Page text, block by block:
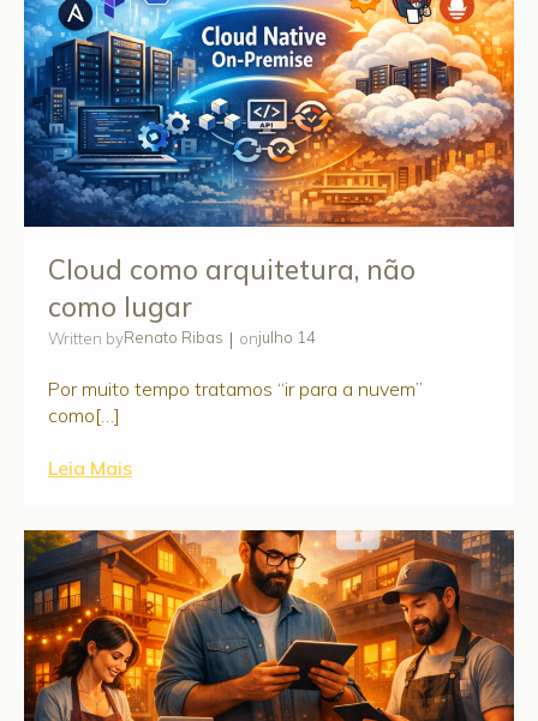
Cloud como arquitetura, não
como lugar
Written byRenato Ribas | onjulho 14
Por muito tempo tratamos “ir para a nuvem”
como[…]
Leia Mais